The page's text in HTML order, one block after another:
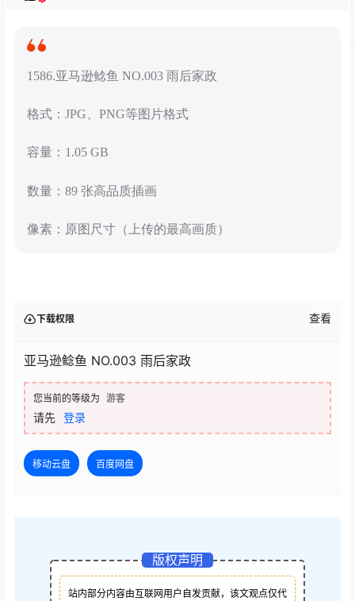
1586.亚马逊鲶鱼 NO.003 雨后家政
格式：JPG、PNG等图片格式
容量：1.05 GB
数量：89 张高品质插画
像素：原图尺寸（上传的最高画质）
下载权限 查看
亚马逊鲶鱼 NO.003 雨后家政
您当前的等级为 游客
请先 登录
移动云盘 百度网盘
版权声明
站内部分内容由互联网用户自发贡献，该文观点仅代